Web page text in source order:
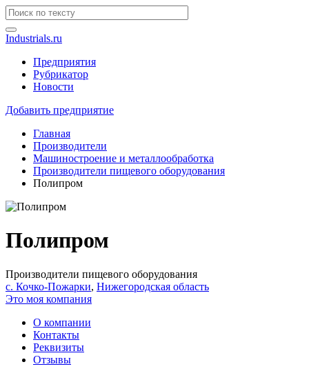
Industrials.ru
Предприятия
Рубрикатор
Новости
Добавить предприятие
Главная
Производители
Машиностроение и металлообработка
Производители пищевого оборудования
Полипром
Полипром
Производители пищевого оборудования
с. Кочко-Пожарки, Нижегородская область
Это моя компания
О компании
Контакты
Реквизиты
Отзывы